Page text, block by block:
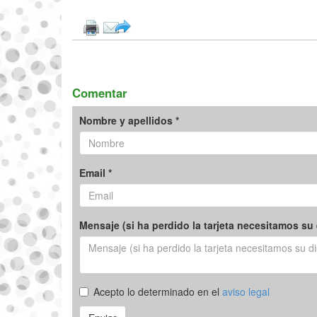
Comentar
Nombre y apellidos *
Email *
Mensaje (si ha perdido la tarjeta necesitamos
Acepto lo determinado en el aviso legal